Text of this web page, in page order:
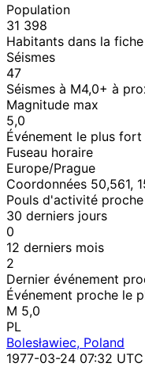
Population
31 398
Habitants dans la
Séismes
47
Séismes à M4,0+ à
Magnitude max
5,0
Événement le plus
Fuseau horaire
Europe/Prague
Coordonnées 50,561,
Pouls d'activité proche
30 derniers jours
0
12 derniers mois
2
Dernier événement
Événement proche le
M 5,0
PL
Bolesławiec, Poland
1977-03-24 07:32 UTC